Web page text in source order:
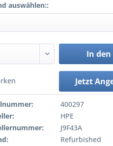
auswählen::
In den
Jetzt
400297
HPE
J9F43A
Refurbished